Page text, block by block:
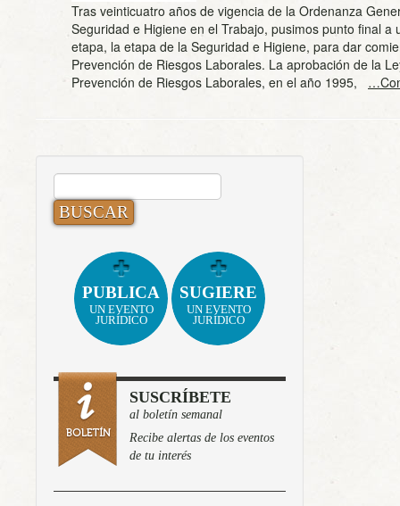
Tras veinticuatro años de vigencia de la Ordenanza
Seguridad e Higiene en el Trabajo, pusimos punto final a
etapa, la etapa de la Seguridad e Higiene, para dar
Prevención de Riesgos Laborales. La aprobación de la
Prevención de Riesgos Laborales, en el año 1995,
BUSCAR:
PUBLICA
UN EVENTO
JURÍDICO
SUGIERE
UN EVENTO
JURÍDICO
SUSCRÍBETE
al boletín semanal
Recibe alertas de los eventos
de tu interés